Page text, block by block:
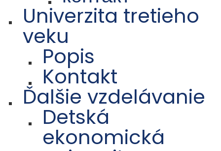
Univerzita tretieho
veku
Popis
Kontakt
Ďalšie vzdelávanie
Detská
ekonomická